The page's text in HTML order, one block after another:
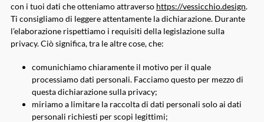
con i tuoi dati che otteniamo attraverso https://vessicchio.design.
Ti consigliamo di leggere attentamente la dichiarazione. Durante
l’elaborazione rispettiamo i requisiti della legislazione sulla
privacy. Ciò significa, tra le altre cose, che:
comunichiamo chiaramente il motivo per il quale
processiamo dati personali. Facciamo questo per mezzo di
questa dichiarazione sulla privacy;
miriamo a limitare la raccolta di dati personali solo ai dati
personali richiesti per scopi legittimi;